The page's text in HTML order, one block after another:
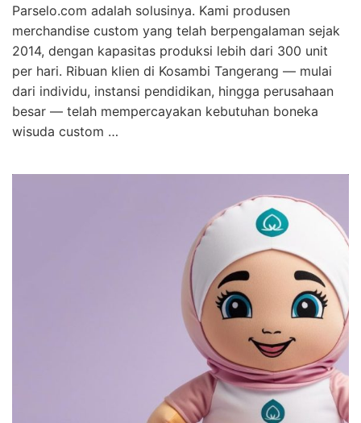
Parselo.com adalah solusinya. Kami produsen
merchandise custom yang telah berpengalaman sejak
2014, dengan kapasitas produksi lebih dari 300 unit
per hari. Ribuan klien di Kosambi Tangerang — mulai
dari individu, instansi pendidikan, hingga perusahaan
besar — telah mempercayakan kebutuhan boneka
wisuda custom …